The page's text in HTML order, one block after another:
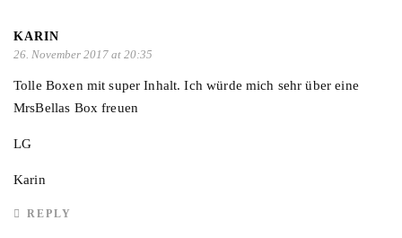
KARIN
26. November 2017 at 20:35
Tolle Boxen mit super Inhalt. Ich würde mich sehr über eine
MrsBellas Box freuen
LG
Karin
REPLY